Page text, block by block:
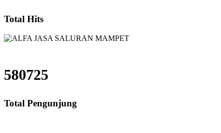
Total Hits
580725
Total Pengunjung